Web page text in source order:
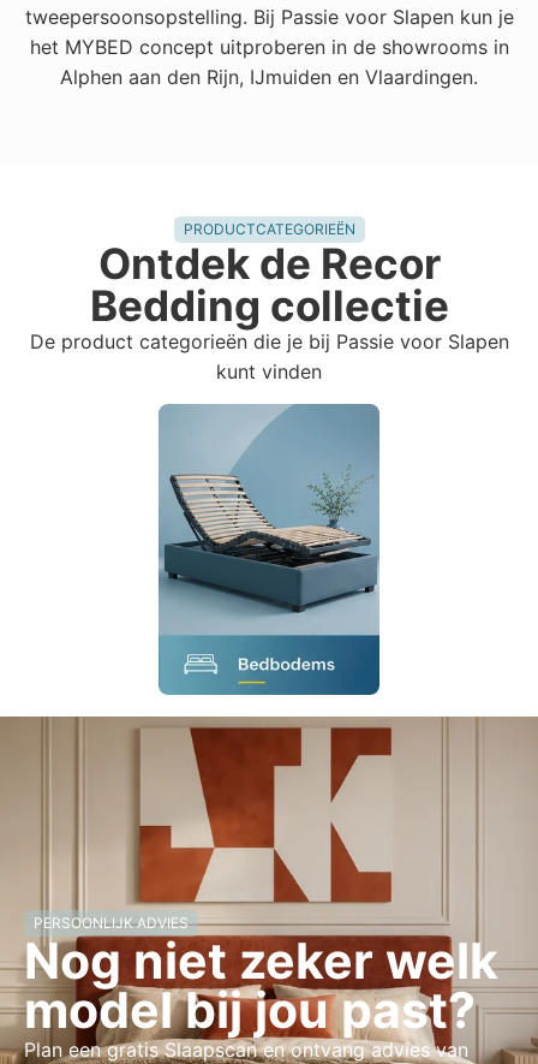
tweepersoonsopstelling. Bij Passie voor Slapen kun je
het MYBED concept uitproberen in de showrooms in
Alphen aan den Rijn, IJmuiden en Vlaardingen.
PRODUCTCATEGORIEËN
Ontdek de Recor
Bedding collectie
De product categorieën die je bij Passie voor Slapen
kunt vinden
PERSOONLIJK ADVIES
Nog niet zeker welk
model bij jou past?
Plan een gratis Slaapscan en ontvang advies van